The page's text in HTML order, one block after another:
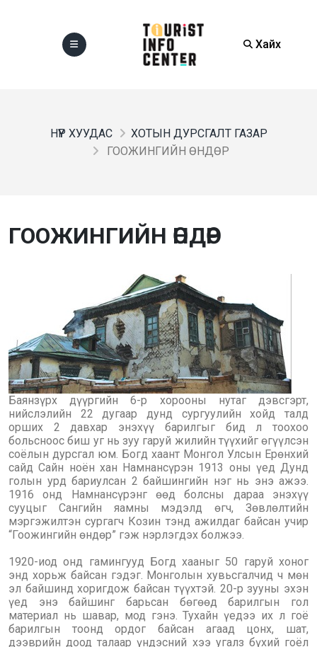
Хайх
НҮҮР ХУУДАС
ХОТЫН ДУРСГАЛТ ГАЗАР
ГООЖИНГИЙН ӨНДӨР
ГООЖИНГИЙН ӨНДӨР
Баянзүрх дүүргийн 6-р хорооны нутаг дэвсгэрт,
нийслэлийн 22 дугаар дунд сургуулийн хойд талд
орших 2 давхар энэхүү барилгыг бид л тоохоо
больсноос биш уг нь зуу гаруй жилийн түүхийг өгүүлсэн
соёлын дурсгал юм. Богд хаант Монгол Улсын Ерөнхий
сайд Сайн ноён хан Намнансүрэн 1913 оны үед Дунд
голын урд бариулсан 2 байшингийн нэг нь энэ ажээ.
1916 онд Намнансүрэнг өөд болсны дараа энэхүү
сууцыг Сангийн яамны мэдэлд өгч, Зөвлөлтийн
мэргэжилтэн сургагч Козин тэнд ажилдаг байсан учир
“Гоожингийн өндөр” гэж нэрлэгдэх болжээ.
1920-иод онд гамингууд Богд хааныг 50 гаруй хоног
энд хорьж байсан гэдэг. Монголын хувьсгалчид ч мөн
эл байшинд хоригдож байсан түүхтэй. 20-р зууны эхэн
үед энэ байшинг барьсан бөгөөд барилгын гол
материал нь шавар, мод гэнэ. Тухайн үедээ их л гоё
барилгын тоонд ордог байсан агаад цонх, шат,
дээврийн доод талаар үндэсний хээ угалз бүхий гоёл